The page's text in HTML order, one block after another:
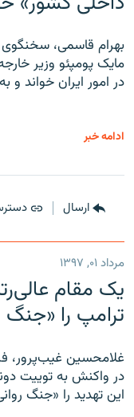
بهرام قاسمی، سخنگوی
مایک پومپئو وزیر
در امور ایران خواند
ادامه خبر
ارسال
مرداد ۰۱, ۱۳۹۷
یک مقام
ترامپ را
غلامحسین غیب‌پرور،
در واکنش به توییت
این تهدید را «جنگ